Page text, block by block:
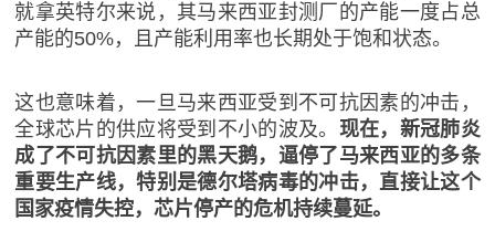
就拿英特尔来说，其马来西亚封测厂的产能一度占总
产能的50%，且产能利用率也长期处于饱和状态。
这也意味着，一旦马来西亚受到不可抗因素的冲击，
全球芯片的供应将受到不小的波及。 现在，新冠肺炎
成了不可抗因素里的黑天鹅，逼停了马来西亚的多条
重要生产线，特别是德尔塔病毒的冲击，直接让这个
国家疫情失控，芯片停产的危机持续蔓延。